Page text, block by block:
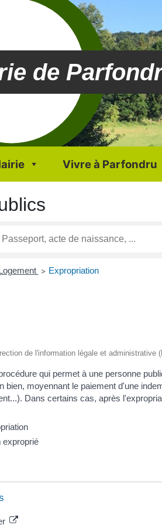
de
Vivre à Parfondru
> Expropriation
de l'information légale et administrative
qui permet à une personne
bien, moyennant le paiement d'une
Dans certains cas, après
exproprié